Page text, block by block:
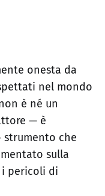
onesta da
nel mondo
è né un
— è
strumento che
sulla
pericoli di